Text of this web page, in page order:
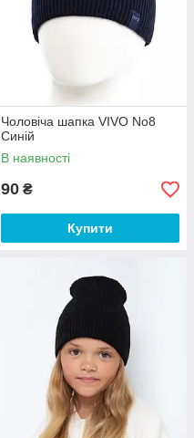
Чоловіча шапка VIVO No8
Синій
В наявності
90 ₴
Купити